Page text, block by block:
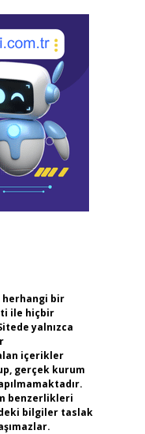
bir
ile hiçbir
yalnızca
içerikler
gerçek kurum
benzerlikleri
bilgiler taslak